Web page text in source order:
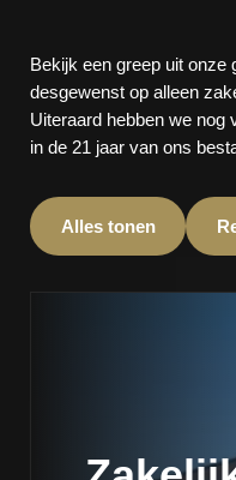
Bekijk een greep uit onze
desgewenst op alleen
Uiteraard hebben we nog
in de 21 jaar van ons
Alles tonen